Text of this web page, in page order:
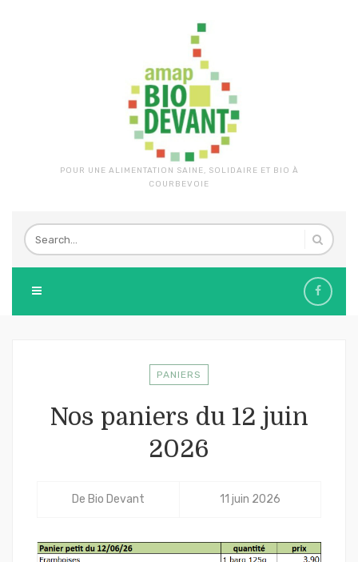
POUR UNE ALIMENTATION SAINE, SOLIDAIRE ET BIO À
COURBEVOIE
PANIERS
Nos paniers du 12 juin
2026
De Bio Devant 11 juin 2026